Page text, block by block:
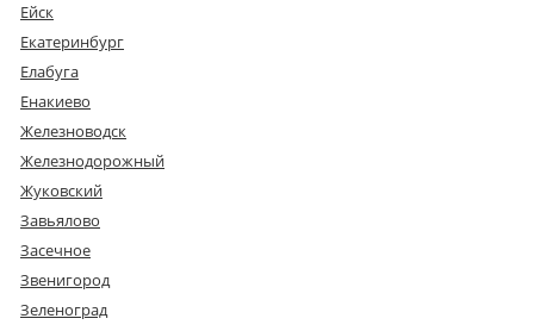
Ейск
Екатеринбург
Елабуга
Енакиево
Железноводск
Железнодорожный
Жуковский
Завьялово
Засечное
Звенигород
Зеленоград